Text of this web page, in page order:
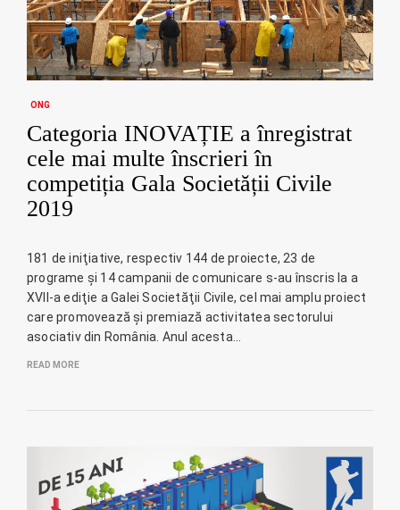
ONG
Categoria INOVAȚIE a înregistrat
cele mai multe înscrieri în
competiția Gala Societății Civile
2019
181 de iniţiative, respectiv 144 de proiecte, 23 de
programe și 14 campanii de comunicare s-au înscris la a
XVII-a ediţie a Galei Societăţii Civile, cel mai amplu proiect
care promovează și premiază activitatea sectorului
asociativ din România. Anul acesta…
READ MORE